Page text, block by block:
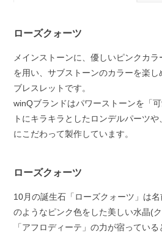
ローズクォーツ
メインストーンに、優しいピンクカラ
を用い、サブストーンのカラーを楽
ブレスレットです。
winQブランドはパワーストーンを「
トにキラキラとしたロンデルパーツ
にこだわって製作しています。
ローズクォーツ
10月の誕生石「ローズクォーツ」は
のようなピンク色をした美しい水晶(
「アフロディーテ」の力が宿っている